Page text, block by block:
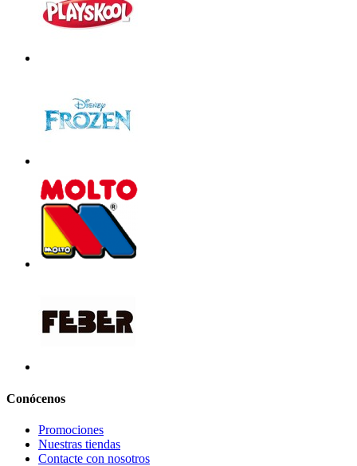
Conócenos
Promociones
Nuestras tiendas
Contacte con nosotros